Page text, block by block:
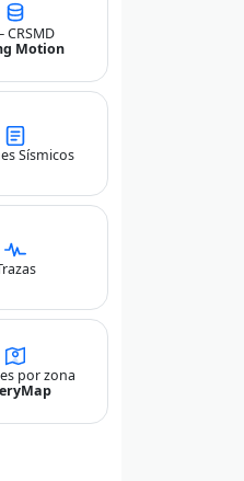
CRSMD
Motion
Sísmicos
por zona